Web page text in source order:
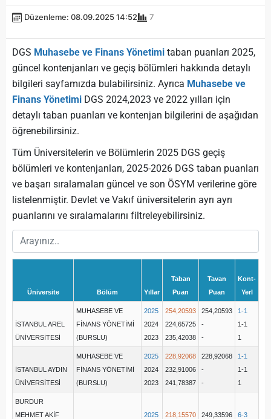
Düzenleme: 08.09.2025 14:52 7
DGS Muhasebe ve Finans Yönetimi taban puanları 2025,
güncel kontenjanları ve geçiş bölümleri hakkında detaylı
bilgileri sayfamızda bulabilirsiniz. Ayrıca Muhasebe ve
Finans Yönetimi DGS 2024,2023 ve 2022 yılları için
detaylı taban puanları ve kontenjan bilgilerini de aşağıdan
öğrenebilirsiniz.
Tüm Üniversitelerin ve Bölümlerin 2025 DGS geçiş
bölümleri ve kontenjanları, 2025-2026 DGS taban puanları
ve başarı sıralamaları güncel ve son ÖSYM verilerine göre
listelenmiştir. Devlet ve Vakıf üniversitelerin ayrı ayrı
puanlarını ve sıralamalarını filtreleyebilirsiniz.
Üniversite Bölüm Yıllar
Taban
Puan
Tavan
Puan
Kont-
Yerl
İSTANBUL AREL
ÜNİVERSİTESİ
MUHASEBE VE
FİNANS YÖNETİMİ
(BURSLU)
2025
2024
2023
254,20593
224,65725
235,42038
254,20593
-
-
1-1
1-1
1
İSTANBUL AYDIN
ÜNİVERSİTESİ
MUHASEBE VE
FİNANS YÖNETİMİ
(BURSLU)
2025
2024
2023
228,92068
232,91006
241,78387
228,92068
-
-
1-1
1-1
1
BURDUR
MEHMET AKİF
2025
218,15570
249,33596
6-3